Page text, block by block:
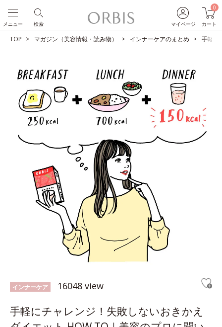
マイページ
0
カート
検索
メニュー
TOP マガジン（美容情報・読み物） インナーケアのまとめ 手軽に
インナーケア 16048 view
手軽にチャレンジ！失敗しないおきかえ